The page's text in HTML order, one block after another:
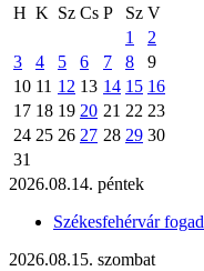
H K Sz Cs P Sz V
1
2
3
4 5 6 7 8
9
10 11 12 13 14 15 16
17 18 19 20 21 22 23
24 25 26 27 28 29 30
31
2026.08.14. péntek
Székesfehérvár
2026.08.15. szombat